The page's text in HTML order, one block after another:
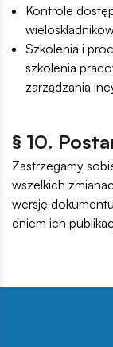
Kontrole
Szkolenia i
szkolenia
zarządzania
§ 10.
Zastrzegamy
wszelkich
wersję
dniem ich